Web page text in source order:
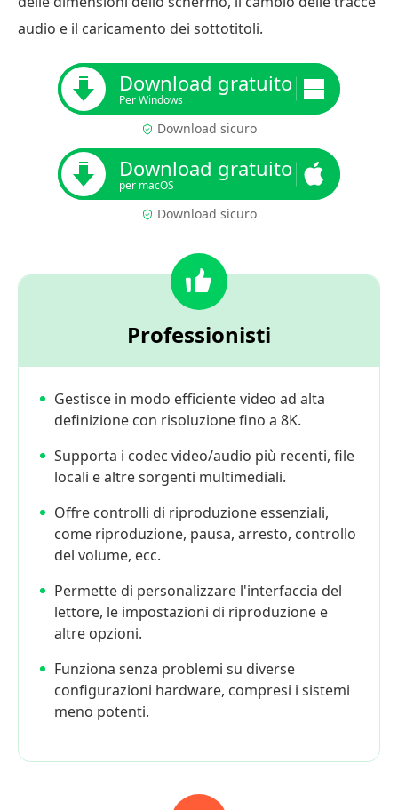
audio e il caricamento dei sottotitoli.
Download gratuito
Per Windows
Download sicuro
Download gratuito
per macOS
Download sicuro
Professionisti
Gestisce in modo efficiente video ad alta
definizione con risoluzione fino a 8K.
Supporta i codec video/audio più recenti, file
locali e altre sorgenti multimediali.
Offre controlli di riproduzione essenziali,
come riproduzione, pausa, arresto, controllo
del volume, ecc.
Permette di personalizzare l'interfaccia del
lettore, le impostazioni di riproduzione e
altre opzioni.
Funziona senza problemi su diverse
configurazioni hardware, compresi i sistemi
meno potenti.